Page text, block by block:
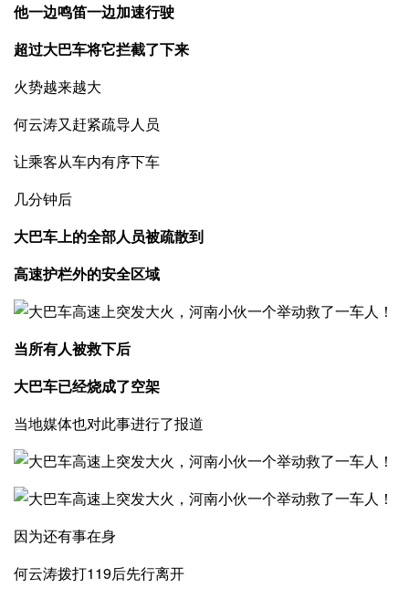
他一边鸣笛一边加速行驶
超过大巴车将它拦截了下来
火势越来越大
何云涛又赶紧疏导人员
让乘客从车内有序下车
几分钟后
大巴车上的全部人员被疏散到
高速护栏外的安全区域
当所有人被救下后
大巴车已经烧成了空架
当地媒体也对此事进行了报道
因为还有事在身
何云涛拨打119后先行离开